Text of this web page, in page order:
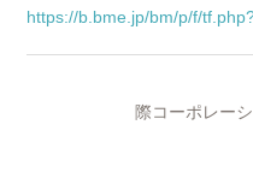
https://b.bme.jp/bm/p/f/
際コーポレー